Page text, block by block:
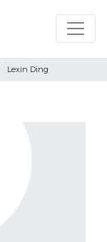
Lexin Ding